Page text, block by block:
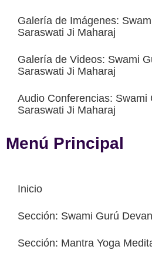
Galería de Imágenes:
Saraswati Ji Maharaj
Galería de Videos: Swami
Saraswati Ji Maharaj
Audio Conferencias: Swami
Saraswati Ji Maharaj
Menú Principal
Inicio
Sección: Swami Gurú
Sección: Mantra Yoga